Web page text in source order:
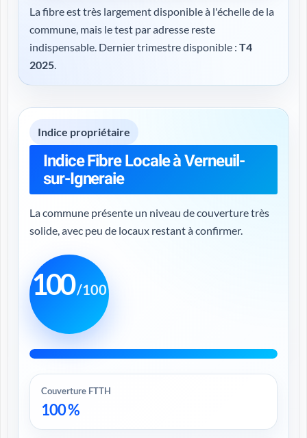
La fibre est très largement disponible à l'échelle de la
commune, mais le test par adresse reste
indispensable. Dernier trimestre disponible : T4
2025.
Indice propriétaire
Indice Fibre Locale à Verneuil-
sur-Igneraie
La commune présente un niveau de couverture très
solide, avec peu de locaux restant à confirmer.
100/100
Couverture FTTH
100 %